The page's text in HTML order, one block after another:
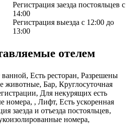
Регистрация заезда постояльцев с
14:00
Регистрация выезда с 12:00 до
13:00
отелем
Есть ресторан, Разрешены
животные, Бар, Круглосуточная
Для некурящих есть
номера, , Лифт, Есть ускоренная
заезда и отъезда постояльцев,
номера,